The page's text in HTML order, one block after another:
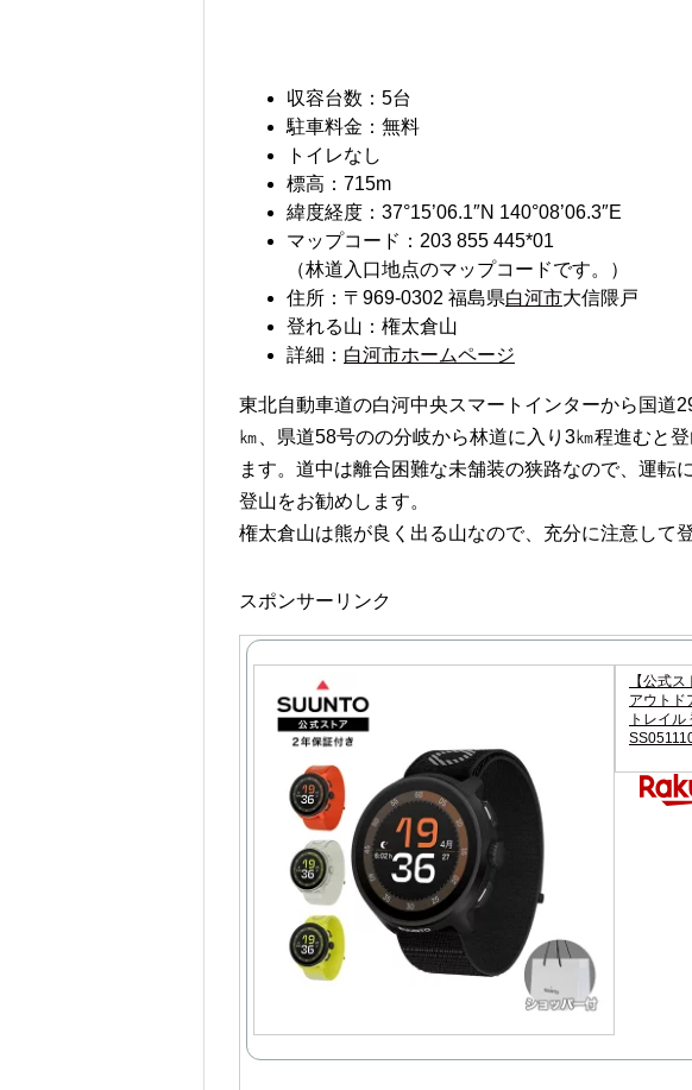
収容台数：5台
駐車料金：無料
トイレなし
標高：715m
緯度経度：37°15’06.1″N 140°08’06.3″E
マップコード：203 855 445*01
（林道入口地点のマップコードです。）
住所：〒969-0302 福島県白河市大信隈戸
登れる山：権太倉山
詳細： 白河市ホームページ
東北自動車道の白河中央スマートインターから国道
㎞、県道58号のの分岐から林道に入り3㎞程進むと
ます。道中は離合困難な未舗装の狭路なので、運転
登山をお勧めします。
権太倉山は熊が良く出る山なので、充分に注意して
スポンサーリンク
【公式
アウト
トレイ